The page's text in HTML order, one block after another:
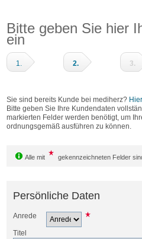
Bitte geben Sie hier
ein
1. 2. 3.
Sie sind bereits Kunde bei mediherz?
Bitte geben Sie Ihre Kundendaten
markierten Felder werden benötigt, um
ordnungsgemäß ausführen zu können.
Alle mit gekennzeichneten Felder
Persönliche Daten
Anrede
Titel